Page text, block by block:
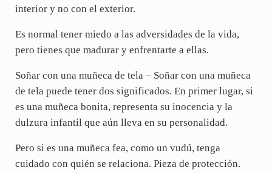
interior y no con el exterior.
Es normal tener miedo a las adversidades de la vida,
pero tienes que madurar y enfrentarte a ellas.
Soñar con una muñeca de tela – Soñar con una muñeca
de tela puede tener dos significados. En primer lugar, si
es una muñeca bonita, representa su inocencia y la
dulzura infantil que aún lleva en su personalidad.
Pero si es una muñeca fea, como un vudú, tenga
cuidado con quién se relaciona. Pieza de protección.